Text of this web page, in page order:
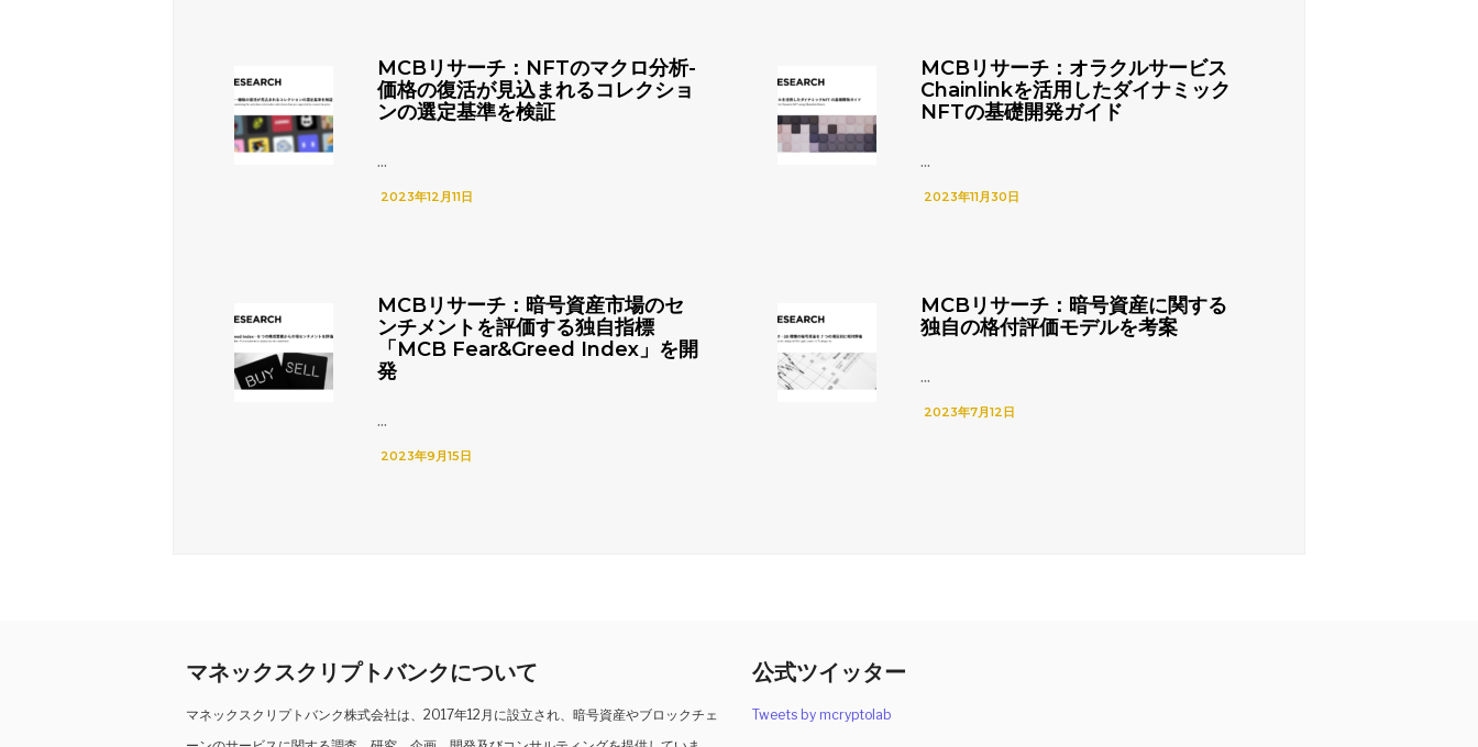
MCBリサーチ：NFTのマクロ分析-
価格の復活が見込まれるコレクショ
ンの選定基準を検証
...
2023年12月11日
MCBリサーチ：オラクルサービス
Chainlinkを活用したダイナミック
NFTの基礎開発ガイド
...
2023年11月30日
MCBリサーチ：暗号資産市場のセ
ンチメントを評価する独自指標
「MCB Fear&Greed Index」を開
発
...
2023年9月15日
MCBリサーチ：暗号資産に関する
独自の格付評価モデルを考案
...
2023年7月12日
マネックスクリプトバンクについて
マネックスクリプトバンク株式会社は、2017年12月に設立され、暗号資産やブロックチェ
公式ツイッター
Tweets by mcryptolab